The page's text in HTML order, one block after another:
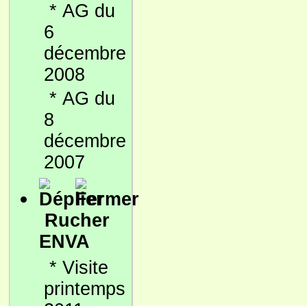
* AG du
6
décembre
2008
* AG du
8
décembre
2007
Rucher
ENVA
* Visite
printemps